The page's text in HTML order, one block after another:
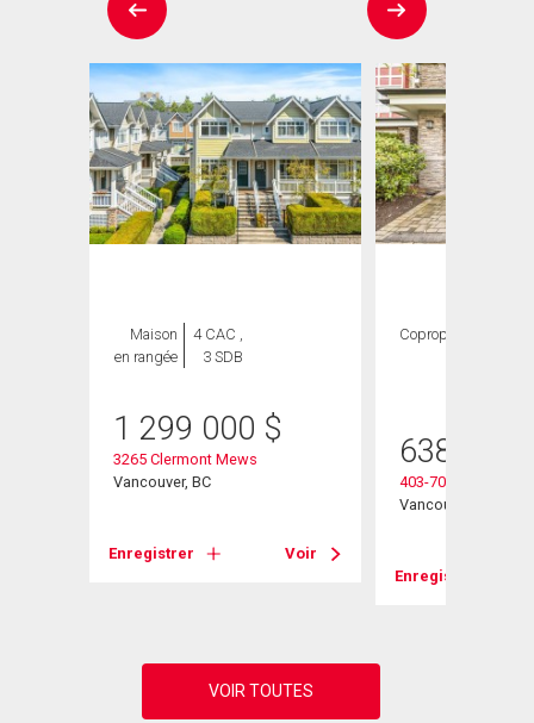
Maison
en rangée
4 CAC ,
3 SDB
1 299 000 $
3265 Clermont Mews
Vancouver, BC
Enregistrer Voir
Copropriété
638 000
403-7088 Mont
Vancouver, BC
Enregistrer